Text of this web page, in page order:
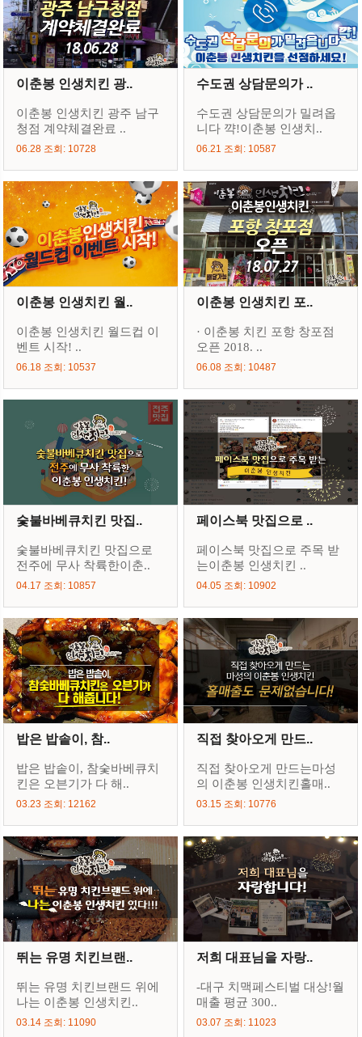
이춘봉 인생치킨 광..
이춘봉 인생치킨 광주 남구
청점 계약체결완료 ..
06.28 조회: 10728
수도권 상담문의가 ..
수도권 상담문의가 밀려옵
니다 꺅!이춘봉 인생치..
06.21 조회: 10587
이춘봉 인생치킨 월..
이춘봉 인생치킨 월드컵 이
벤트 시작! ..
06.18 조회: 10537
이춘봉 인생치킨 포..
· 이춘봉 치킨 포항 창포점
오픈 2018. ..
06.08 조회: 10487
숯불바베큐치킨 맛집..
숯불바베큐치킨 맛집으로
전주에 무사 착륙한이춘..
04.17 조회: 10857
페이스북 맛집으로 ..
페이스북 맛집으로 주목 받
는이춘봉 인생치킨 ..
04.05 조회: 10902
밥은 밥솥이, 참..
밥은 밥솥이, 참숯바베큐치
킨은 오븐기가 다 해..
03.23 조회: 12162
직접 찾아오게 만드..
직접 찾아오게 만드는마성
의 이춘봉 인생치킨홀매..
03.15 조회: 10776
뛰는 유명 치킨브랜..
뛰는 유명 치킨브랜드 위에
나는 이춘봉 인생치킨..
03.14 조회: 11090
저희 대표님을 자랑..
-대구 치맥페스티벌 대상!월
매출 평균 300..
03.07 조회: 11023